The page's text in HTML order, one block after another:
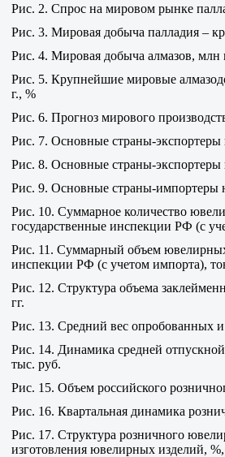
Рис. 2. Спрос на мировом рынке
Рис. 3. Мировая добыча палладия –
Рис. 4. Мировая добыча алмазов, млн
Рис. 5. Крупнейшие мировые
г., %
Рис. 6. Прогноз мирового
Рис. 7. Основные страны-
Рис. 8. Основные страны-
Рис. 9. Основные страны-импортеры
Рис. 10. Суммарное количество
государственные инспекции РФ (с
Рис. 11. Суммарный объем
инспекции РФ (с учетом импорта),
Рис. 12. Структура объема
гг.
Рис. 13. Средний вес опробованных и
Рис. 14. Динамика средней
тыс. руб.
Рис. 15. Объем российского
Рис. 16. Квартальная динамика
Рис. 17. Структура розничного
изготовления ювелирных изделий, %,